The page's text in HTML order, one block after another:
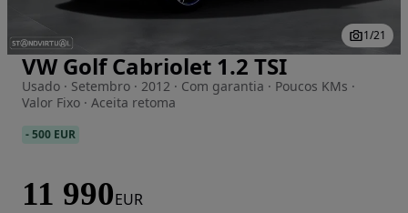
Imagem 1 de 21
1/21
VW Golf Cabriolet 1.2 TSI
Usado · Setembro · 2012 · Com garantia · Poucos KMs ·
Valor Fixo · Aceita retoma
-500 EUR
11 990EUR